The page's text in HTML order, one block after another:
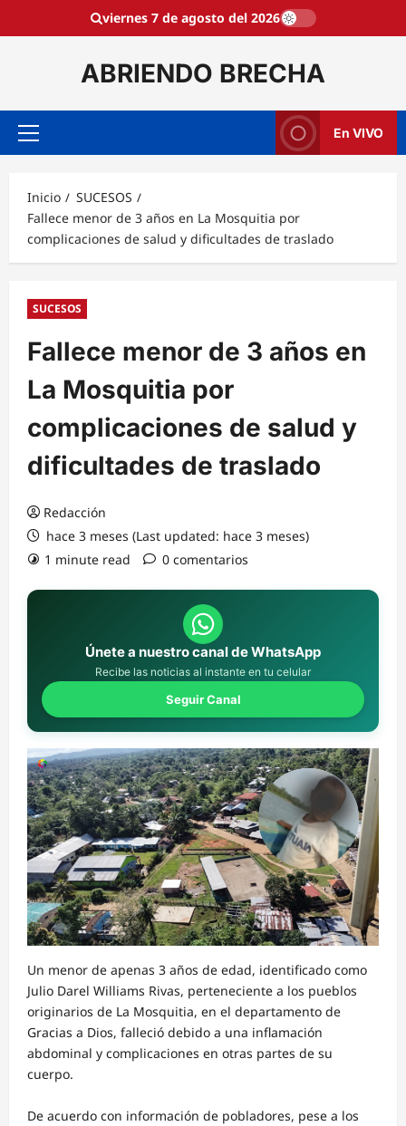
viernes 7 de agosto del 2026
ABRIENDO BRECHA
Menú
En VIVO
Inicio
SUCESOS
Fallece menor de 3 años en La Mosquitia por
complicaciones de salud y dificultades de traslado
SUCESOS
Fallece menor de 3 años en
La Mosquitia por
complicaciones de salud y
dificultades de traslado
Redacción
hace 3 meses (Last updated: hace 3 meses)
1 minute read
0 comentarios
Únete a nuestro canal de WhatsApp
Recibe las noticias al instante en tu celular
Seguir Canal
Un menor de apenas 3 años de edad, identificado como
Julio Darel Williams Rivas, perteneciente a los pueblos
originarios de La Mosquitia, en el departamento de
Gracias a Dios, falleció debido a una inflamación
abdominal y complicaciones en otras partes de su
cuerpo.
De acuerdo con información de pobladores, pese a los